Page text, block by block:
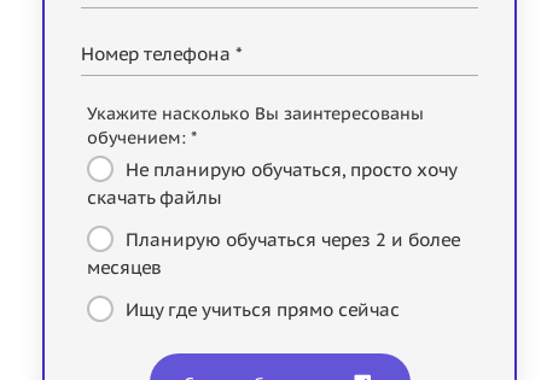
Номер телефона *
Укажите насколько Вы заинтересованы
обучением: *
Не планирую обучаться, просто хочу
скачать файлы
Планирую обучаться через 2 и более
месяцев
Ищу где учиться прямо сейчас